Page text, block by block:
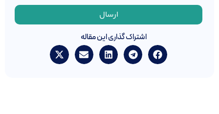
ارسال
اشتراک گذاری این مقاله